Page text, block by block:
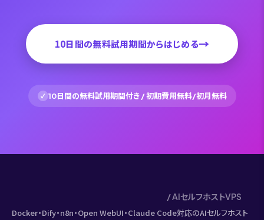
10日間の無料試用期間からはじめる→
✓ 10日間の無料試用期間付き / 初期費用無料/初月無料
/ AIセルフホストVPS
Docker・Dify・n8n・Open WebUI・Claude Code対応のAIセルフホスト